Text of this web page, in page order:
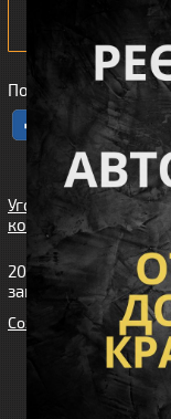
Понравился наш
Угода
користувача
2010-2026
защищены.
Cоздание сайта